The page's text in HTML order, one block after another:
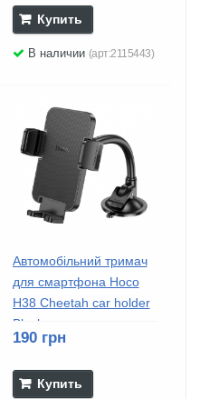
Купить
В наличии (арт:2115443)
Автомобільний тримач
для смартфона Hoco
H38 Cheetah car holder
Black
190 грн
Купить